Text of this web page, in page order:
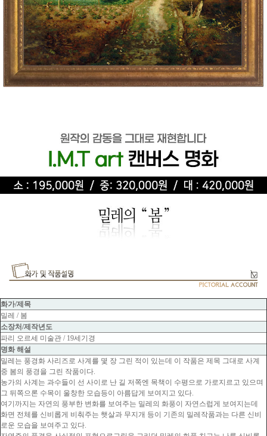
화가/제목
밀레 / 봄
소장처/제작년도
파리 오르세 미술관 / 19세기경
명화 해설
밀레는 풍경화 사리즈로 사계를 몇 장 그린 적이 있는데 이 작품은 제목 그대로 사계
중 봄의 풍경을 그린 작품이다.
농가의 사계는 과수들이 선 사이로 난 길 저쪽엔 목책이 수평으로 가로지르고 있으며
그 뒤쪽으론 수목이 울창한 모습등이 아름답게 보여지고 있다.
여기까지는 자연의 풍부한 변화를 보여주는 밀레의 화풍이 자연스럽게 보여지는데
화면 전체를 신비롭게 비춰주는 햇살과 무지개 등이 기존의 밀레작품과는 다른 신비
로운 모습을 보여주고 있다.